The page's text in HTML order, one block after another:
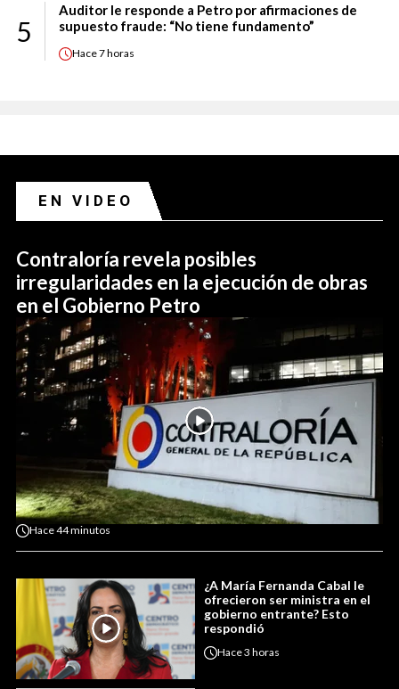
5
Auditor le responde a Petro por afirmaciones de
supuesto fraude: “No tiene fundamento”
Hace7 horas
EN VIDEO
Contraloría revela posibles
irregularidades en la ejecución de obras
en el Gobierno Petro
Hace44 minutos
¿A María Fernanda Cabal le
ofrecieron ser ministra en el
gobierno entrante? Esto
respondió
Hace3 horas